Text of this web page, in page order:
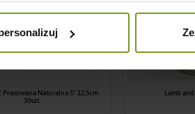
Prasowana Naturalna 5" 12,5cm
30szt.
Lamb